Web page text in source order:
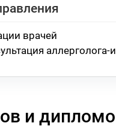
врачей
и